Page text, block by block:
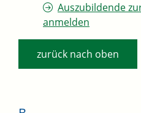
Auszubildende
anmelden
zurück nach oben